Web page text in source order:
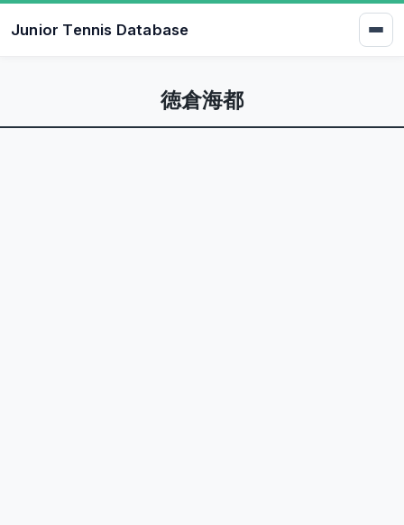
Junior Tennis Database
徳倉海都